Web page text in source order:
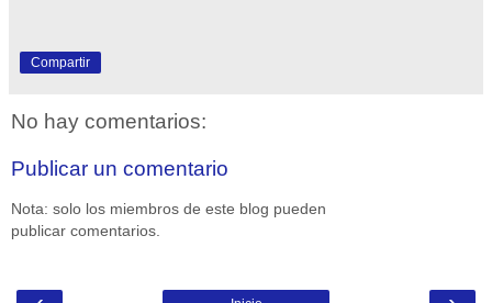
Compartir
No hay comentarios:
Publicar un comentario
Nota: solo los miembros de este blog pueden
publicar comentarios.